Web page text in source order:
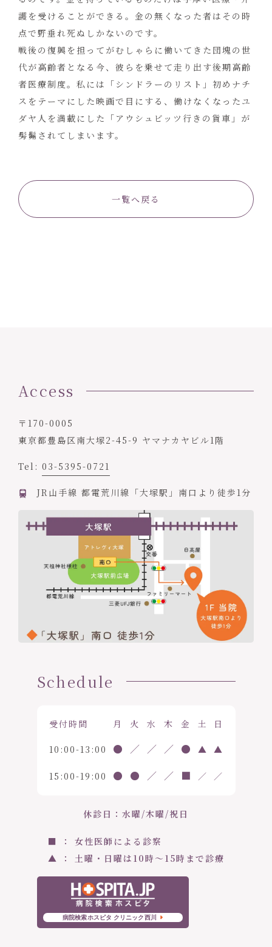
護を受けることができる。金の無くなった者はその時
点で野垂れ死ぬしかないのです。
戦後の復興を担ってがむしゃらに働いてきた団塊の世
代が高齢者となる今、彼らを乗せて走り出す後期高齢
者医療制度。私には「シンドラーのリスト」初めナチ
スをテーマにした映画で目にする、働けなくなったユ
ダヤ人を満載にした「アウシュビッツ行きの貨車」が
髣髴されてしまいます。
一覧へ戻る
Access
〒170-0005
東京都豊島区南大塚2-45-9 ヤマナカヤビル1階
Tel: 03-5395-0721
JR山手線 都電荒川線「大塚駅」南口より徒歩1分
Schedule
受付時間 月 火 水 木 金 土 日
10:00-13:00 ● ／ ／ ／ ● ▲ ▲
15:00-19:00 ● ● ／ ／ ■ ／ ／
休診日：水曜/木曜/祝日
■ ： 女性医師による診察
▲ ： 土曜・日曜は10時〜15時まで診療
病院検索ホスピタ クリニック西川